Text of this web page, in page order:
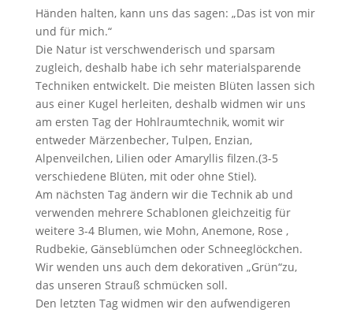
Händen halten, kann uns das sagen: „Das ist von mir
und für mich.“
Die Natur ist verschwenderisch und sparsam
zugleich, deshalb habe ich sehr materialsparende
Techniken entwickelt. Die meisten Blüten lassen sich
aus einer Kugel herleiten, deshalb widmen wir uns
am ersten Tag der Hohlraumtechnik, womit wir
entweder Märzenbecher, Tulpen, Enzian,
Alpenveilchen, Lilien oder Amaryllis filzen.(3-5
verschiedene Blüten, mit oder ohne Stiel).
Am nächsten Tag ändern wir die Technik ab und
verwenden mehrere Schablonen gleichzeitig für
weitere 3-4 Blumen, wie Mohn, Anemone, Rose ,
Rudbekie, Gänseblümchen oder Schneeglöckchen.
Wir wenden uns auch dem dekorativen „Grün“zu,
das unseren Strauß schmücken soll.
Den letzten Tag widmen wir den aufwendigeren